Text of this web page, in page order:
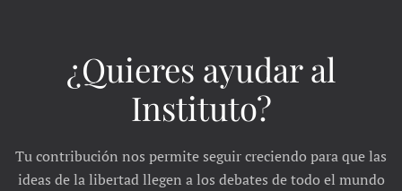
¿Quieres ayudar al
Instituto?
Tu contribución nos permite seguir creciendo para que las
ideas de la libertad llegen a los debates de todo el mundo